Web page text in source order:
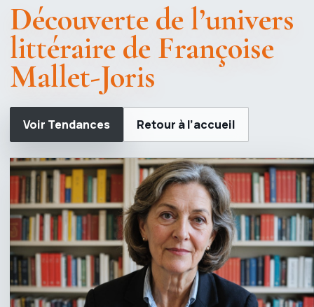
Découverte de l’univers
littéraire de Françoise
Mallet-Joris
Voir Tendances Retour à l’accueil